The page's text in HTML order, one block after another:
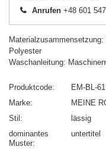
Anrufen +48 601
Polyester
Waschanleitung:
Produktcode
EM-BL-
Marke
MEINE
Stil
lässig
dominantes
Muster
untertitel